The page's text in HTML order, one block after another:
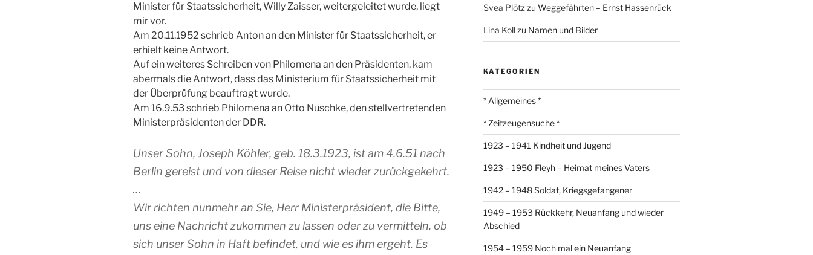
Minister für Staatssicherheit, Willy Zaisser, weitergeleitet wurde, liegt
mir vor.
Am 20.11.1952 schrieb Anton an den Minister für Staatssicherheit, er
erhielt keine Antwort.
Auf ein weiteres Schreiben von Philomena an den Präsidenten, kam
abermals die Antwort, dass das Ministerium für Staatssicherheit mit
der Überprüfung beauftragt wurde.
Am 16.9.53 schrieb Philomena an Otto Nuschke, den stellvertretenden
Ministerpräsidenten der DDR.
Unser Sohn, Joseph Köhler, geb. 18.3.1923, ist am 4.6.51 nach
Berlin gereist und von dieser Reise nicht wieder zurückgekehrt.
…
Wir richten nunmehr an Sie, Herr Ministerpräsident, die Bitte,
uns eine Nachricht zukommen zu lassen oder zu vermitteln, ob
sich unser Sohn in Haft befindet, und wie es ihm ergeht. Es
Svea Plötz zu Weggefährten – Ernst Hassenrück
Lina Kollzu Namen und Bilder
KATEGORIEN
* Allgemeines *
* Zeitzeugensuche *
1923 – 1941 Kindheit und Jugend
1923 – 1950 Fleyh – Heimat meines Vaters
1942 – 1948 Soldat, Kriegsgefangener
1949 – 1953 Rückkehr, Neuanfang und wieder
Abschied
1954 – 1959 Noch mal ein Neuanfang